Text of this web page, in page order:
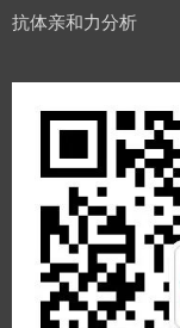
抗体亲和力分析